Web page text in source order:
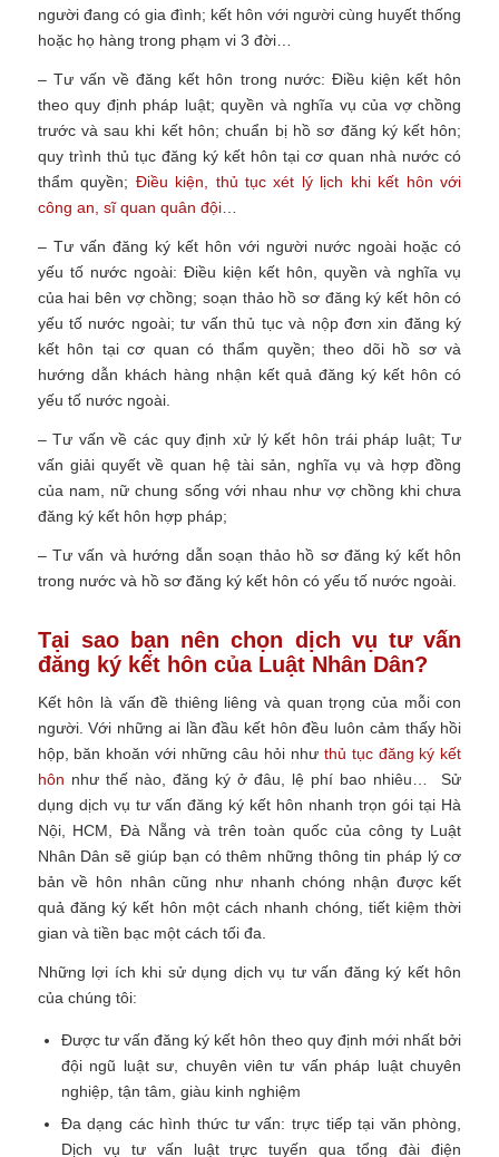
người đang có gia đình; kết hôn với người cùng huyết thống
hoặc họ hàng trong phạm vi 3 đời…
– Tư vấn về đăng kết hôn trong nước: Điều kiện kết hôn
theo quy định pháp luật; quyền và nghĩa vụ của vợ chồng
trước và sau khi kết hôn; chuẩn bị hồ sơ đăng ký kết hôn;
quy trình thủ tục đăng ký kết hôn tại cơ quan nhà nước có
thẩm quyền; Điều kiện, thủ tục xét lý lịch khi kết hôn với
công an, sĩ quan quân đội…
– Tư vấn đăng ký kết hôn với người nước ngoài hoặc có
yếu tố nước ngoài: Điều kiện kết hôn, quyền và nghĩa vụ
của hai bên vợ chồng; soạn thảo hồ sơ đăng ký kết hôn có
yếu tố nước ngoài; tư vấn thủ tục và nộp đơn xin đăng ký
kết hôn tại cơ quan có thẩm quyền; theo dõi hồ sơ và
hướng dẫn khách hàng nhận kết quả đăng ký kết hôn có
yếu tố nước ngoài.
– Tư vấn về các quy định xử lý kết hôn trái pháp luật;Tư
vấn giải quyết về quan hệ tài sản, nghĩa vụ và hợp đồng
của nam, nữ chung sống với nhau như vợ chồng khi chưa
đăng ký kết hôn hợp pháp;
– Tư vấn và hướng dẫn soạn thảo hồ sơ đăng ký kết hôn
trong nước và hồ sơ đăng ký kết hôn có yếu tố nước ngoài.
Tại sao bạn nên chọn dịch vụ tư vấn
đăng ký kết hôn của Luật Nhân Dân?
Kết hôn là vấn đề thiêng liêng và quan trọng của mỗi con
người. Với những ai lần đầu kết hôn đều luôn cảm thấy hồi
hộp, băn khoăn với những câu hỏi như thủ tục đăng ký kết
hôn như thế nào, đăng ký ở đâu, lệ phí bao nhiêu…Sử
dụng dịch vụ tư vấn đăng ký kết hôn nhanh trọn gói tại Hà
Nội, HCM, Đà Nẵng và trên toàn quốc của công ty Luật
Nhân Dân sẽ giúp bạn có thêm những thông tin pháp lý cơ
bản về hôn nhân cũng như nhanh chóng nhận được kết
quả đăng ký kết hôn một cách nhanh chóng, tiết kiệm thời
gian và tiền bạc một cách tối đa.
Những lợi ích khi sử dụng dịch vụ tư vấn đăng ký kết hôn
của chúng tôi:
Được tư vấn đăng ký kết hôn theo quy định mới nhất bởi
đội ngũ luật sư, chuyên viên tư vấn pháp luật chuyên
nghiệp, tận tâm, giàu kinh nghiệm
Đa dạng các hình thức tư vấn: trực tiếp tại văn phòng,
Dịch vụ tư vấn luật trực tuyến qua tổng đài điện